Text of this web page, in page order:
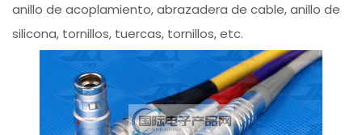
anillo de acoplamiento, abrazadera de cable, anillo de
silicona, tornillos, tuercas, tornillos, etc.